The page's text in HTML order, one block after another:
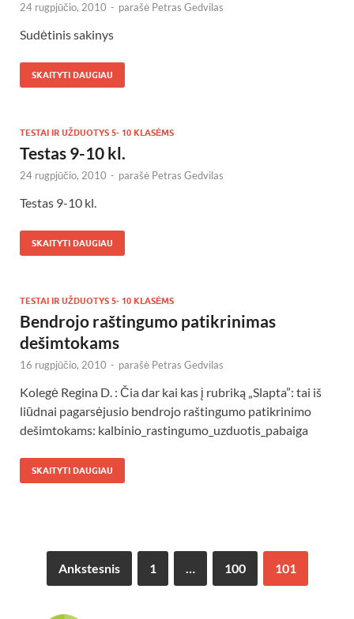
24 rugpjūčio, 2010 - parašė Petras Gedvilas
Sudėtinis sakinys
SKAITYTI DAUGIAU
TESTAI IR UŽDUOTYS 5- 10 KLASĖMS
Testas 9-10 kl.
24 rugpjūčio, 2010 - parašė Petras Gedvilas
Testas 9-10 kl.
SKAITYTI DAUGIAU
TESTAI IR UŽDUOTYS 5- 10 KLASĖMS
Bendrojo raštingumo patikrinimas
dešimtokams
16 rugpjūčio, 2010 - parašė Petras Gedvilas
Kolegė Regina D. : Čia dar kai kas į rubriką „Slapta”: tai iš
liūdnai pagarsėjusio bendrojo raštingumo patikrinimo
dešimtokams: kalbinio_rastingumo_uzduotis_pabaiga
SKAITYTI DAUGIAU
Ankstesnis 1 … 100 101